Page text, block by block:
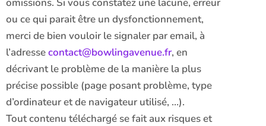
ou ce qui parait être un dysfonctionnement,
merci de bien vouloir le signaler par email, à
l’adressecontact@bowlingavenue.fr, en
décrivant le problème de la manière la plus
précise possible (page posant problème, type
d’ordinateur et de navigateur utilisé, …).
Tout contenu téléchargé se fait aux risques et